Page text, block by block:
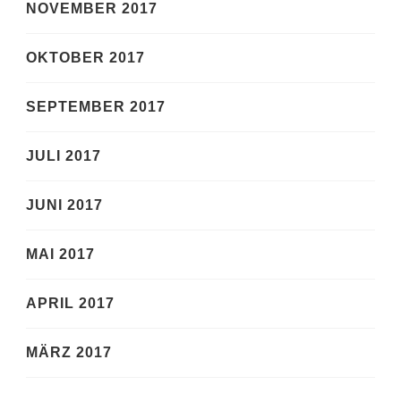
NOVEMBER 2017
OKTOBER 2017
SEPTEMBER 2017
JULI 2017
JUNI 2017
MAI 2017
APRIL 2017
MÄRZ 2017